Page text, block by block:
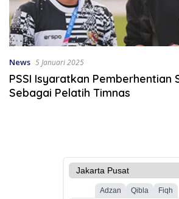
News 5 Januari 2025
PSSI Isyaratkan Pemberhentian
Sebagai Pelatih Timnas